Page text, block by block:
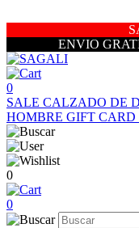
ENVIO
0
SALE CALZADO DE
HOMBRE GIFT CARD
0
0